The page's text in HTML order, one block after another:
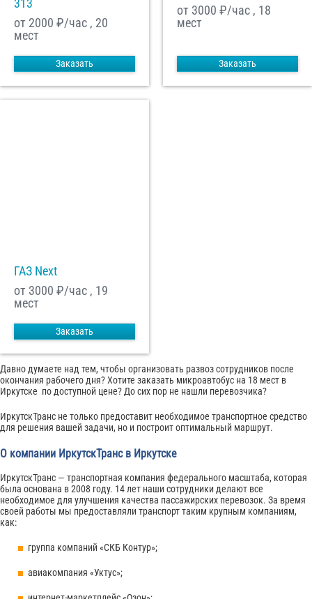
313
от 2000 ₽/час , 20
мест
Заказать
от 3000 ₽/час , 18
мест
Заказать
ГАЗ Next
от 3000 ₽/час , 19
мест
Заказать
Давно думаете над тем, чтобы организовать развоз сотрудников после
окончания рабочего дня? Хотите заказать микроавтобус на 18 мест в
Иркутске по доступной цене? До сих пор не нашли перевозчика?
ИркутскТранс не только предоставит необходимое транспортное средство
для решения вашей задачи, но и построит оптимальный маршрут.
О компании ИркутскТранс в Иркутске
ИркутскТранс — транспортная компания федерального масштаба, которая
была основана в 2008 году. 14 лет наши сотрудники делают все
необходимое для улучшения качества пассажирских перевозок. За время
своей работы мы предоставляли транспорт таким крупным компаниям,
как:
группа компаний «СКБ Контур»;
авиакомпания «Уктус»;